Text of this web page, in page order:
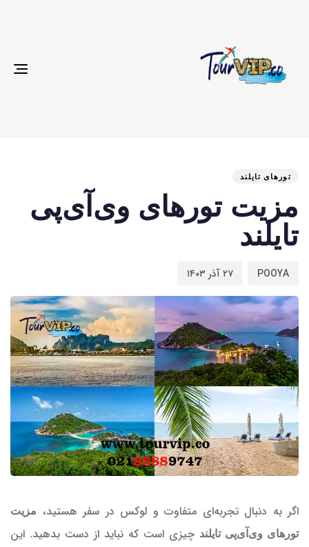
تورهای تایلند
مزیت تورهای وی‌آی‌پی
تایلند
POOYA ۲۷ آذر ۱۴۰۳
اگر به دنبال تجربه‌ای متفاوت و لوکس در سفر هستید،
مزیت
تورهای وی‌آی‌پی تایلند چیزی است که نباید از دست بدهید. این